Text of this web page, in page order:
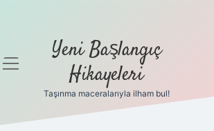
menüyü
Yeni Başlangıç
Hikayeleri
Taşınma maceralarıyla ilham bul!